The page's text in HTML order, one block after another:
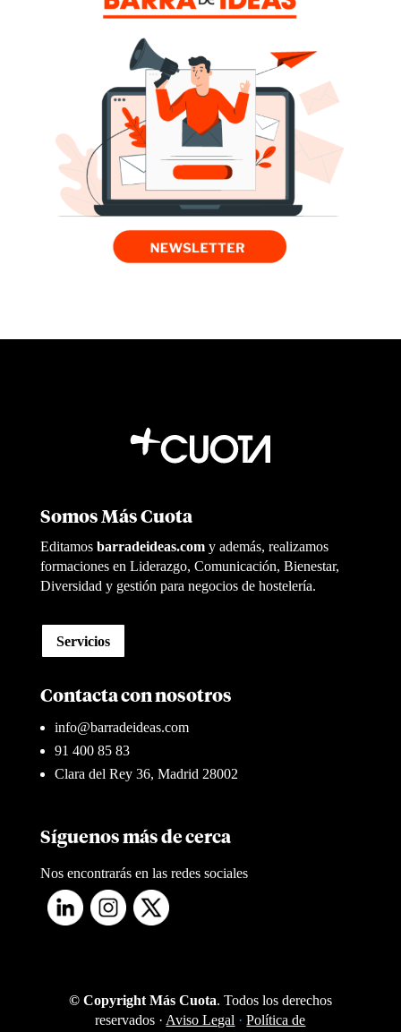
Somos Más Cuota
Editamosbarradeideas.com y además, realizamos
formaciones en Liderazgo, Comunicación, Bienestar,
Diversidad y gestión para negocios de hostelería.
Servicios
Contacta con nosotros
info@barradeideas.com
91 400 85 83
Clara del Rey 36, Madrid 28002
Síguenos más de cerca
Nos encontrarás en las redes sociales
© Copyright Más Cuota. Todos los derechos
reservados ·Aviso Legal · Política de